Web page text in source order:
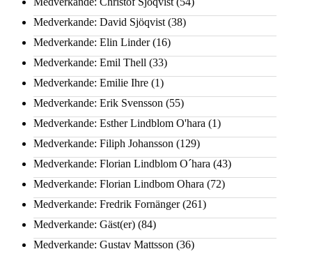
Medverkande: David Sjöqvist (38)
Medverkande: Elin Linder(16)
Medverkande: Emil Thell (33)
Medverkande: Emilie Ihre (1)
Medverkande: Erik Svensson (55)
Medverkande: Esther Lindblom O'hara (1)
Medverkande: Filiph Johansson (129)
Medverkande: Florian Lindblom O´hara (43)
Medverkande: Florian Lindbom Ohara (72)
Medverkande: Fredrik Fornänger(261)
Medverkande: Gäst(er) (84)
Medverkande: Gustav Mattsson (36)